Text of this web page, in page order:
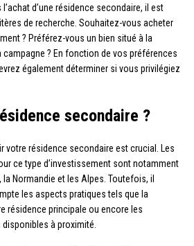
d’une résidence secondaire, il est
de recherche. Souhaitez-vous acheter
? Préférez-vous un bien situé à la
campagne ? En fonction de vos préférences
également déterminer si vous privilégiez
secondaire ?
votre résidence secondaire est crucial. Les
ce type d’investissement sont notamment
la Normandie et les Alpes. Toutefois, il
les aspects pratiques tels que la
résidence principale ou encore les
à proximité.